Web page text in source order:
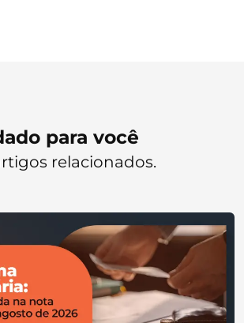
para você
relacionados.